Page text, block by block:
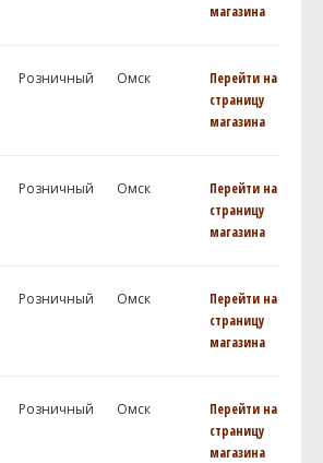
магазина
Розничный Омск
Перейти на
страницу
магазина
Розничный Омск
Перейти на
страницу
магазина
Розничный Омск
Перейти на
страницу
магазина
Розничный Омск
Перейти на
страницу
магазина